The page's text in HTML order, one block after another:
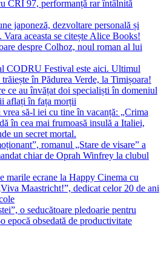
CRI 97, performanță rar întâlnită
japoneză, dezvoltare personală și
aceasta se citește Alice Books!
despre Colhoz, noul roman al lui
CODRU Festival este aici. Ultimul
în Pădurea Verde, la Timișoara!
ce au învățat doi specialiști în domeniul
aflați în fața morții
să-l iei cu tine în vacanță: „Crima
în cea mai frumoasă insulă a Italiei,
un secret mortal.
romanul „Stare de visare” a
chiar de Oprah Winfrey la clubul
marile ecrane la Happy Cinema cu
Maastricht!”, dedicat celor 20 de ani
o seducătoare pledoarie pentru
epocă obsedată de productivitate